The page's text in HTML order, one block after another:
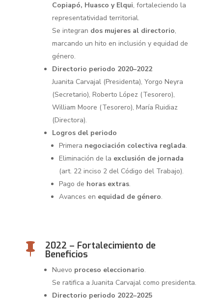
Copiapó, Huasco y Elqui, fortaleciendo la
representatividad territorial.
Se integran dos mujeres al directorio,
marcando un hito en inclusión y equidad de
género.
Directorio periodo 2020–2022
Juanita Carvajal (Presidenta), Yorgo Neyra
(Secretario), Roberto López (Tesorero),
William Moore (Tesorero), María Ruidiaz
(Directora).
Logros del periodo
Primera negociación colectiva reglada.
Eliminación de la exclusión de jornada
(art. 22 inciso 2 del Código del Trabajo).
Pago de horas extras.
Avances en equidad de género.
 2022 – Fortalecimiento de
Beneficios
Nuevo proceso eleccionario.
Se ratifica a Juanita Carvajal como presidenta.
Directorio periodo 2022–2025